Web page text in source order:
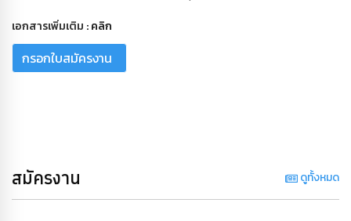
เอกสารเพิ่มเติม :คลิก
กรอกใบสมัครงาน
สมัครงาน ดูทั้งหมด